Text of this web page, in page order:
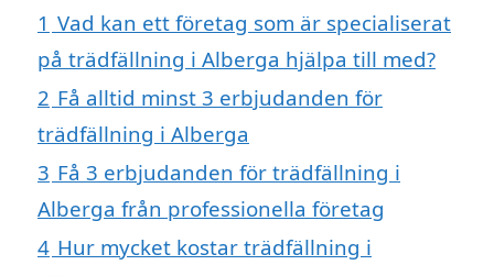
1 Vad kan ett företag som är specialiserat
på trädfällning i Alberga hjälpa till med?
2 Få alltid minst 3 erbjudanden för
trädfällning i Alberga
3 Få 3 erbjudanden för trädfällning i
Alberga från professionella företag
4 Hur mycket kostar trädfällning i